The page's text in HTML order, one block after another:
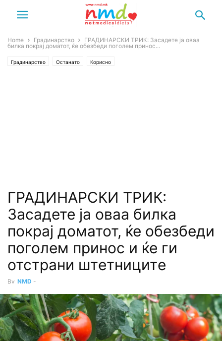
Home Градинарство
ГРАДИНАРСКИ ТРИК: Засадете ја оваа
билка покрај доматот, ќе обезбеди поголем принос...
Градинарство Останато Корисно
ГРАДИНАРСКИ ТРИК:
Засадете ја оваа билка
покрај доматот, ќе обезбеди
поголем принос и ќе ги
отстрани штeтницитe
By NMD -